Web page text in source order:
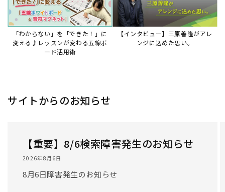
「わからない」を「できた！」に
変える♪レッスンが変わる五線ボ
ード活用術
【インタビュー】三原善隆がアレ
ンジに込めた思い。
サイトからのお知らせ
【重要】8/6検索障害発生のお知らせ
2026年8月6日
8月6日障害発生のお知らせ